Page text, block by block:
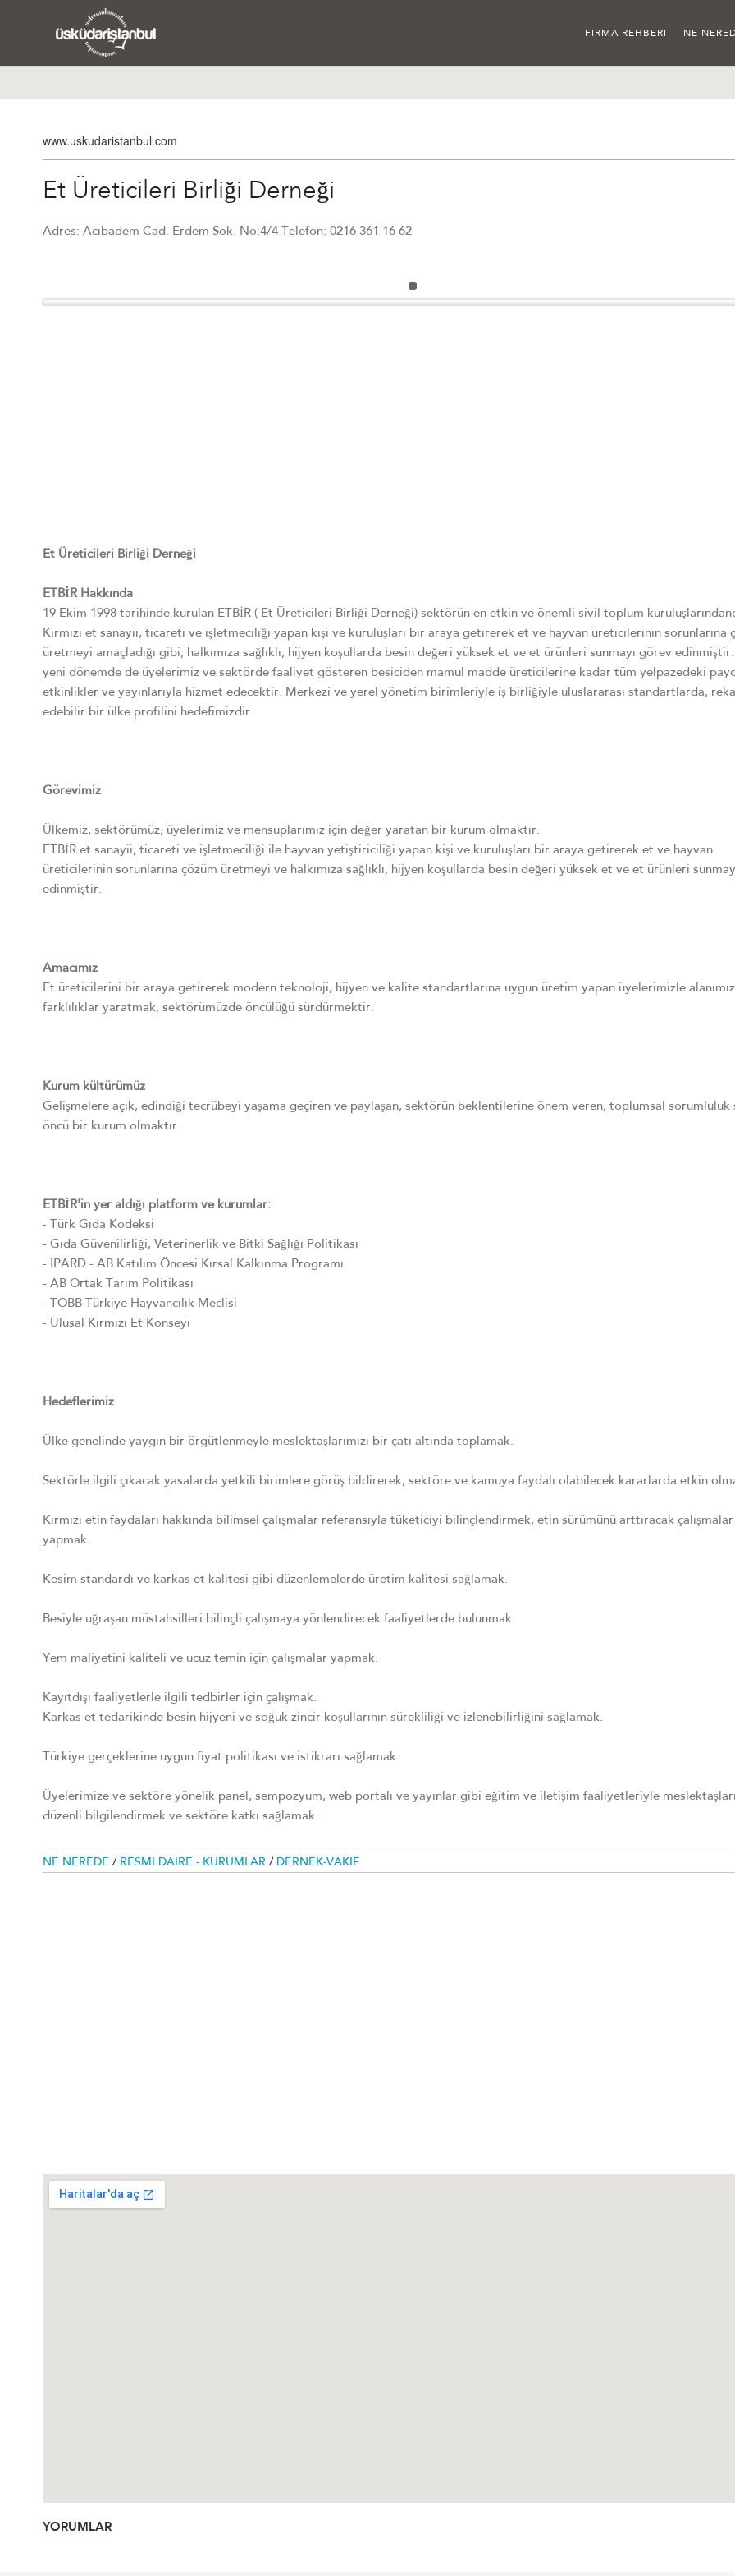
FIRMA REHBERI NE
www.uskudaristanbul.com
Et Üreticileri Birliği Derneği
Adres: Acıbadem Cad. Erdem Sok. No:4/4 Telefon: 0216 361 16 62
Et Üreticileri Birliği Derneği
ETBİR Hakkında
19 Ekim 1998 tarihinde kurulan ETBİR ( Et Üreticileri Birliği Derneği) sektörün en etkin ve önemli sivil toplum
Kırmızı et sanayii, ticareti ve işletmeciliği yapan kişi ve kuruluşları bir araya getirerek et ve hayvan üreticilerinin sorunlarına
üretmeyi amaçladığı gibi; halkımıza sağlıklı, hijyen koşullarda besin değeri yüksek et ve et ürünleri sunmayı görev edinmiştir.
yeni dönemde de üyelerimiz ve sektörde faaliyet gösteren besiciden mamul madde üreticilerine kadar tüm yelpazedeki
etkinlikler ve yayınlarıyla hizmet edecektir. Merkezi ve yerel yönetim birimleriyle iş birliğiyle uluslararası standartlarda,
edebilir bir ülke profilini hedefimizdir.
Görevimiz
Ülkemiz, sektörümüz, üyelerimiz ve mensuplarımız için değer yaratan bir kurum olmaktır.
ETBİR et sanayii, ticareti ve işletmeciliği ile hayvan yetiştiriciliği yapan kişi ve kuruluşları bir araya getirerek et ve hayvan
üreticilerinin sorunlarına çözüm üretmeyi ve halkımıza sağlıklı, hijyen koşullarda besin değeri yüksek et ve et ürünleri
edinmiştir.
Amacımız
Et üreticilerini bir araya getirerek modern teknoloji, hijyen ve kalite standartlarına uygun üretim yapan üyelerimizle
farklılıklar yaratmak, sektörümüzde öncülüğü sürdürmektir.
Kurum kültürümüz
Gelişmelere açık, edindiği tecrübeyi yaşama geçiren ve paylaşan, sektörün beklentilerine önem veren, toplumsal sorumluluk
öncü bir kurum olmaktır.
ETBİR'in yer aldığı platform ve kurumlar:
- Türk Gıda Kodeksi
- Gıda Güvenilirliği, Veterinerlik ve Bitki Sağlığı Politikası
- IPARD - AB Katılım Öncesi Kırsal Kalkınma Programı
- AB Ortak Tarım Politikası
- TOBB Türkiye Hayvancılık Meclisi
- Ulusal Kırmızı Et Konseyi
Hedeflerimiz
Ülke genelinde yaygın bir örgütlenmeyle meslektaşlarımızı bir çatı altında toplamak.
Sektörle ilgili çıkacak yasalarda yetkili birimlere görüş bildirerek, sektöre ve kamuya faydalı olabilecek kararlarda etkin
Kırmızı etin faydaları hakkında bilimsel çalışmalar referansıyla tüketiciyi bilinçlendirmek, etin sürümünü arttıracak çalışmalar
yapmak.
Kesim standardı ve karkas et kalitesi gibi düzenlemelerde üretim kalitesi sağlamak.
Besiyle uğraşan müstahsilleri bilinçli çalışmaya yönlendirecek faaliyetlerde bulunmak.
Yem maliyetini kaliteli ve ucuz temin için çalışmalar yapmak.
Kayıtdışı faaliyetlerle ilgili tedbirler için çalışmak.
Karkas et tedarikinde besin hijyeni ve soğuk zincir koşullarının sürekliliği ve izlenebilirliğini sağlamak.
Türkiye gerçeklerine uygun fiyat politikası ve istikrarı sağlamak.
Üyelerimize ve sektöre yönelik panel, sempozyum, web portalı ve yayınlar gibi eğitim ve iletişim faaliyetleriyle
düzenli bilgilendirmek ve sektöre katkı sağlamak.
NE NEREDE / RESMI DAIRE - KURUMLAR / DERNEK-VAKIF
YORUMLAR